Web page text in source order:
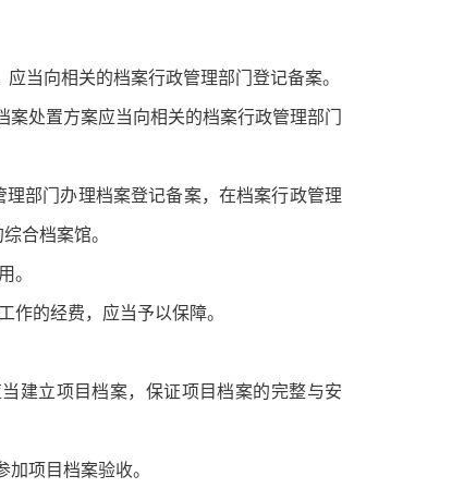
当向相关的档案行政管理部门登记备案。
处置方案应当向相关的档案行政管理部门
部门办理档案登记备案，在档案行政管理
合档案馆。
。
作的经费，应当予以保障。
建立项目档案，保证项目档案的完整与安
项目档案验收。